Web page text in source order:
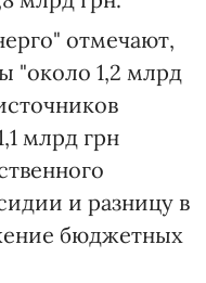
отмечают,
"около 1,2 млрд
млрд грн
и разницу в
бюджетных